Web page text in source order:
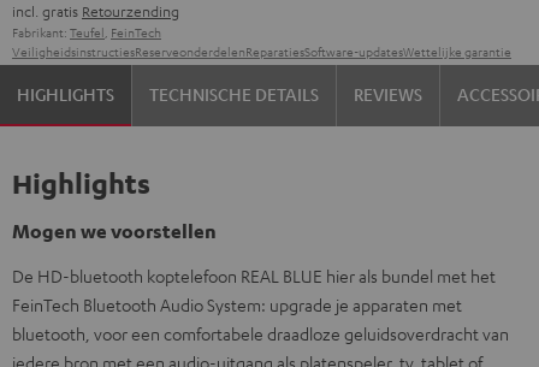
incl. gratis Retourzending
Fabrikant: Teufel, FeinTech
VeiligheidsinstructiesReserveonderdelenReparatiesSoftware-updatesWettelijke garantie
HIGHLIGHTS TECHNISCHE DETAILS REVIEWS
Highlights
Mogen we voorstellen
De HD-bluetooth koptelefoon REAL BLUE hier als bundel met het
FeinTech Bluetooth Audio System: upgrade je apparaten met
bluetooth, voor een comfortabele draadloze geluidsoverdracht van
iedere bron met een audio-uitgang als platenspeler, tv, tablet of